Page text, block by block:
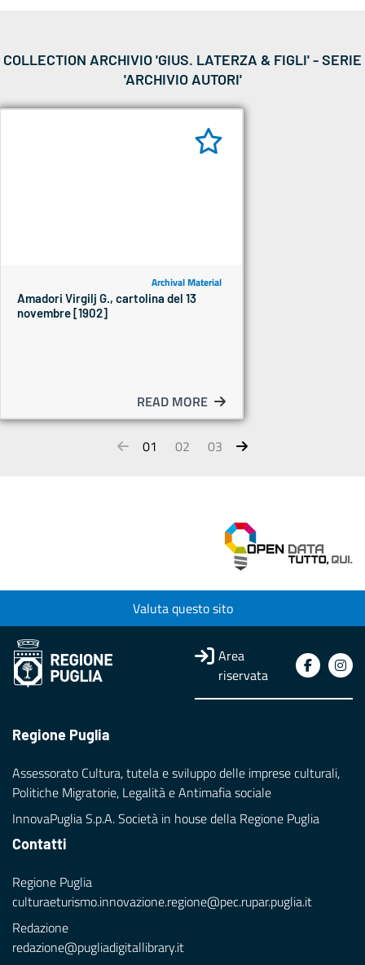
COLLECTION ARCHIVIO 'GIUS. LATERZA & FIGLI' - SERIE
'ARCHIVIO AUTORI'
Archival Material
Amadori Virgilj G., cartolina del 13
novembre [1902]
READ MORE
01 02 03
Valuta questo sito
Area
riservata
Regione Puglia
Assessorato Cultura, tutela e sviluppo delle imprese culturali,
Politiche Migratorie, Legalità e Antimafia sociale
InnovaPuglia S.p.A. Società in house della Regione Puglia
Contatti
Regione Puglia
culturaeturismo.innovazione.regione@pec.rupar.puglia.it
Redazione
redazione@pugliadigitallibrary.it